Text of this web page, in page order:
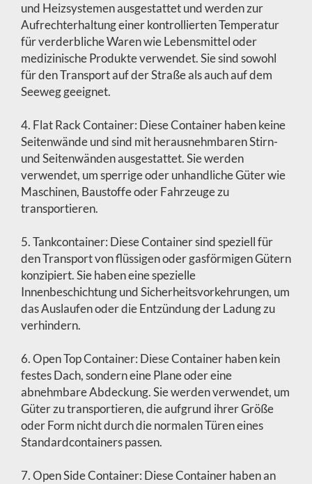
und Heizsystemen ausgestattet und werden zur
Aufrechterhaltung einer kontrollierten Temperatur
für verderbliche Waren wie Lebensmittel oder
medizinische Produkte verwendet. Sie sind sowohl
für den Transport auf der Straße als auch auf dem
Seeweg geeignet.
4. Flat Rack Container: Diese Container haben keine
Seitenwände und sind mit herausnehmbaren Stirn-
und Seitenwänden ausgestattet. Sie werden
verwendet, um sperrige oder unhandliche Güter wie
Maschinen, Baustoffe oder Fahrzeuge zu
transportieren.
5. Tankcontainer: Diese Container sind speziell für
den Transport von flüssigen oder gasförmigen Gütern
konzipiert. Sie haben eine spezielle
Innenbeschichtung und Sicherheitsvorkehrungen, um
das Auslaufen oder die Entzündung der Ladung zu
verhindern.
6. Open Top Container: Diese Container haben kein
festes Dach, sondern eine Plane oder eine
abnehmbare Abdeckung. Sie werden verwendet, um
Güter zu transportieren, die aufgrund ihrer Größe
oder Form nicht durch die normalen Türen eines
Standardcontainers passen.
7. Open Side Container: Diese Container haben an